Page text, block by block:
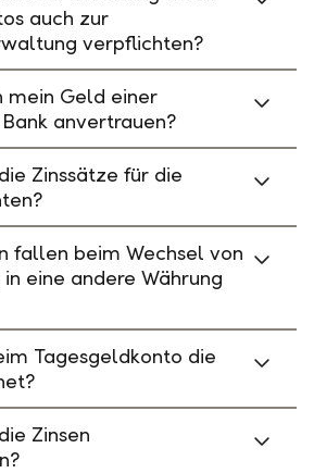
auch zur
verpflichten?
mein Geld einer
anvertrauen?
Zinssätze für die
fallen beim Wechsel von
eine andere Währung
Tagesgeldkonto die
Zinsen